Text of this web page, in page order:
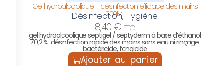
Gel hydroalcoolique – désinfection efficace des mains
200ML
Désinfection,Hygiène
8,40€ TTC
gel hydroalcoolique septigel / septyderm à base d’éthanol
70,2 %. désinfection rapide des mains sans eau ni rinçage.
bactéricide, fongicide
Ajouter au panier